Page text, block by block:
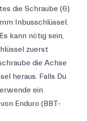
die Schraube (6)
Inbusschlüssel.
kann nötig sein,
zuerst
die Achse
heraus. Falls Du
ein
Enduro (BBT-